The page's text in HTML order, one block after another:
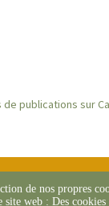
de publications sur
de nos propres
site web : Des